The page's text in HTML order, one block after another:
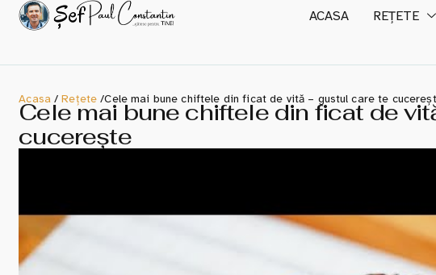
ACASA REȚETE
Acasa/Rețete /Cele mai bune chiftele din ficat de vită – gustul care te
Cele mai bune chiftele din ficat de
cucerește